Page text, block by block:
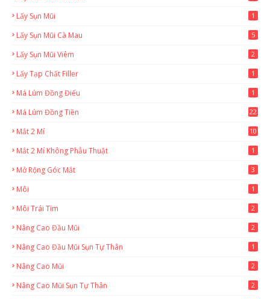
Lấy Sụn Mũi 1
Lấy Sụn Mũi Cà Mau 5
Lấy Sụn Mũi Viêm 2
Lấy Tạp Chất Filler 1
Má Lúm Đồng Điếu 1
Má Lúm Đồng Tiền 22
Mắt 2 Mí 10
Mắt 2 Mí Không Phẫu Thuật 1
Mở Rộng Góc Mắt 3
Môi 1
Môi Trái Tim 2
Nâng Cao Đầu Mũi 2
Nâng Cao Đầu Mũi Sụn Tự Thân 1
Nâng Cao Mũi 2
Nâng Cao Mũi Sụn Tự Thân 2